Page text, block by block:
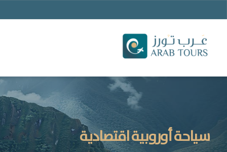
سياحة أوروبية اقتصادية